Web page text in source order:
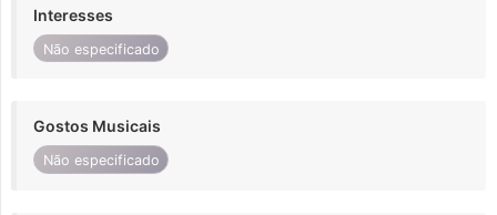
Interesses
Não especificado
Gostos Musicais
Não especificado